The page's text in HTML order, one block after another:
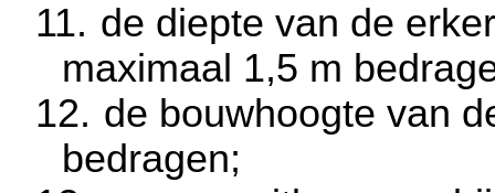
11. de diepte van de
maximaal 1,5 m
12. de bouwhoogte van
bedragen;